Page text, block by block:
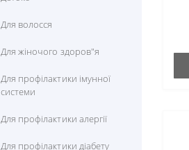
Метіонін
Пролін
Пікногенол
Ресвератрол
Для волосся
Для жіночого здоров"я
Для профілактики імунної
системи
Для профілактики алергії
Для профілактики діабету